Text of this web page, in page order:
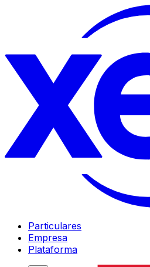
Particulares
Empresa
Plataforma